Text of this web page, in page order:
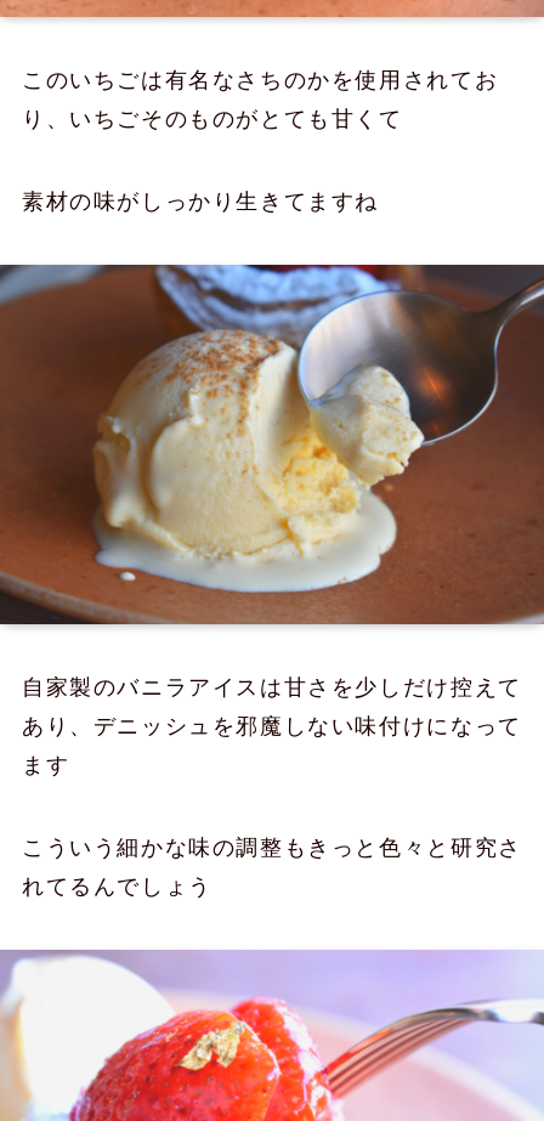
このいちごは有名なさちのかを使用されてお
り、いちごそのものがとても甘くて
素材の味がしっかり生きてますね
自家製のバニラアイスは甘さを少しだけ控えて
あり、デニッシュを邪魔しない味付けになって
ます
こういう細かな味の調整もきっと色々と研究さ
れてるんでしょう